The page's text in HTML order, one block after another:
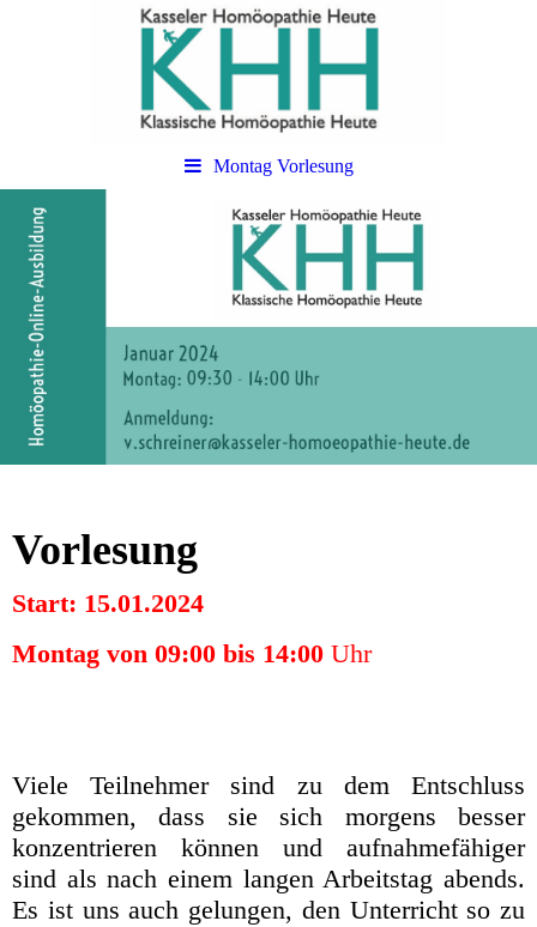
Montag Vorlesung
Vorlesung
Start: 15.01.2024
Montag von 09:00 bis 14:00 Uhr
Viele Teilnehmer sind zu dem Entschluss
gekommen, dass sie sich morgens besser
konzentrieren können und aufnahmefähiger
sind als nach einem langen Arbeitstag abends.
Es ist uns auch gelungen, den Unterricht so zu